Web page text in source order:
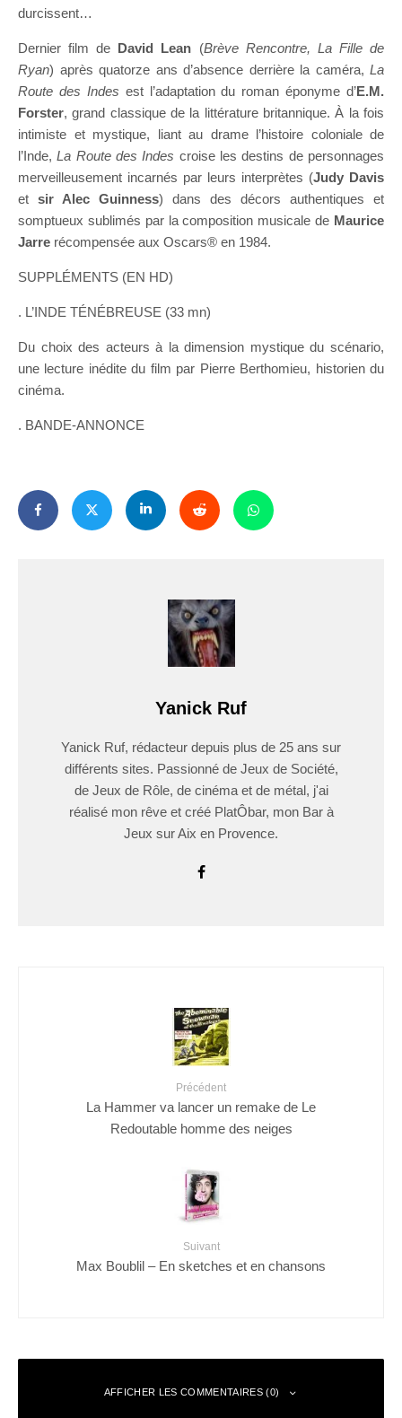
durcissent…
Dernier film de David Lean (Brève Rencontre, La Fille de
Ryan) après quatorze ans d’absence derrière la caméra, La
Route des Indes est l’adaptation du roman éponyme d’E.M.
Forster, grand classique de la littérature britannique. À la fois
intimiste et mystique, liant au drame l’histoire coloniale de
l’Inde,La Route des Indes croise les destins de personnages
merveilleusement incarnés par leurs interprètes (Judy Davis
et sir Alec Guinness) dans des décors authentiques et
somptueux sublimés par la composition musicale de Maurice
Jarre récompensée aux Oscars® en 1984.
SUPPLÉMENTS (EN HD)
. L’INDE TÉNÉBREUSE (33 mn)
Du choix des acteurs à la dimension mystique du scénario,
une lecture inédite du film par Pierre Berthomieu, historien du
cinéma.
. BANDE-ANNONCE
Yanick Ruf
Yanick Ruf, rédacteur depuis plus de 25 ans sur
différents sites. Passionné de Jeux de Société,
de Jeux de Rôle, de cinéma et de métal, j'ai
réalisé mon rêve et créé PlatÔbar, mon Bar à
Jeux sur Aix en Provence.
Précédent
La Hammer va lancer un remake de Le
Redoutable homme des neiges
Suivant
Max Boublil – En sketches et en chansons
AFFICHER LES COMMENTAIRES (0)